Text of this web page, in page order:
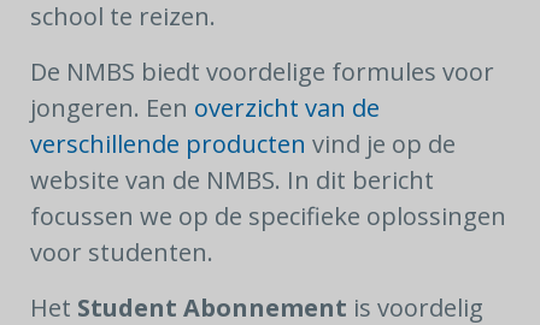
school te reizen.
De NMBS biedt voordelige formules voor
jongeren. Een overzicht van de
verschillende producten vind je op de
website van de NMBS. In dit bericht
focussen we op de specifieke oplossingen
voor studenten.
Het Student Abonnement is voordelig